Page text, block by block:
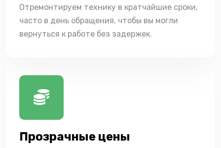
Отремонтируем технику в кратчайшие сроки,
часто в день обращения, чтобы вы могли
вернуться к работе без задержек.
Прозрачные цены